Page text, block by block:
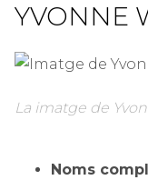
YVONNE
La imatge de
Noms